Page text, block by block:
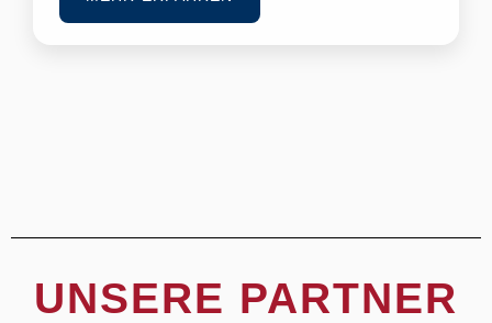
UNSERE PARTNER